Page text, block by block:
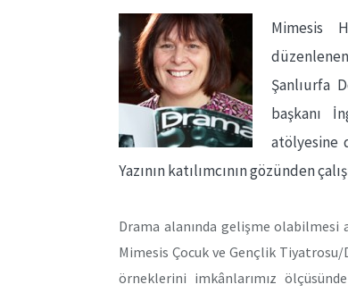
Mimesis
Şanlıurfa
başkanı
atölyesine
Yazının katılımcının gözünden
Drama alanında gelişme olabilmesi
Mimesis Çocuk ve Gençlik
örneklerini imkânlarımız ölçüsünde